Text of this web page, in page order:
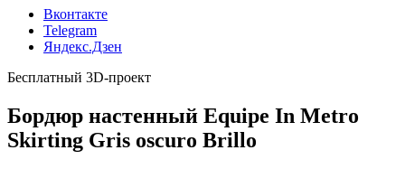
Вконтакте
Telegram
Яндекс.Дзен
Бесплатный 3D-проект
Бордюр настенный Equipe In Metro
Skirting Gris oscuro Brillo